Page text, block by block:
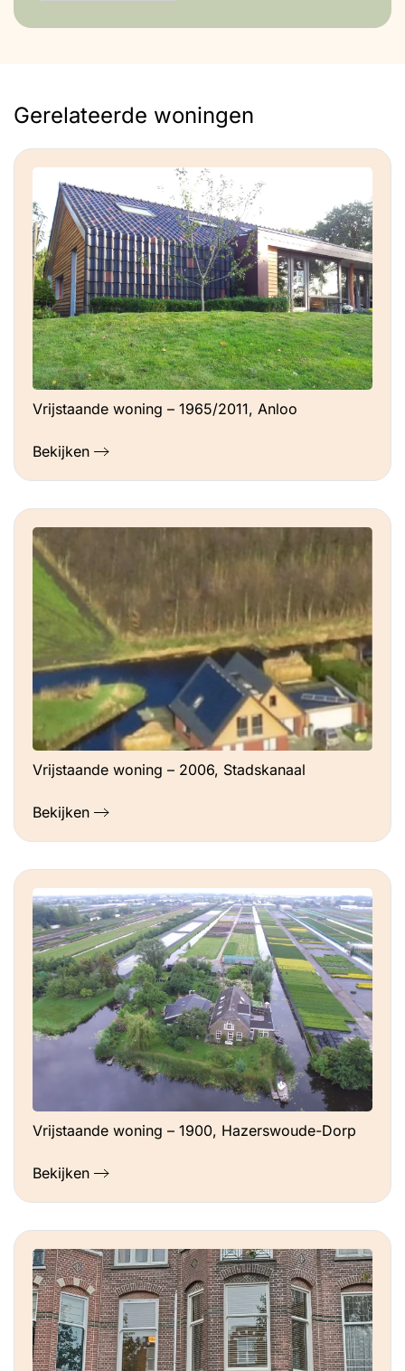
Gerelateerde woningen
Vrijstaande woning – 1965/2011, Anloo
Bekijken
Vrijstaande woning – 2006, Stadskanaal
Bekijken
Vrijstaande woning – 1900, Hazerswoude-Dorp
Bekijken